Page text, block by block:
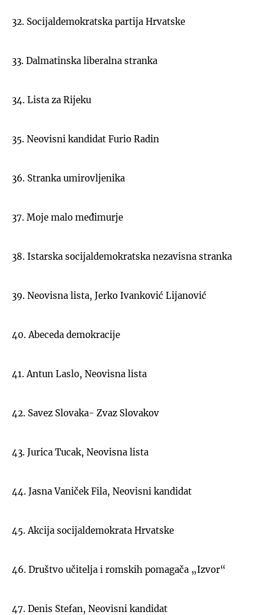
32. Socijaldemokratska partija Hrvatske
33. Dalmatinska liberalna stranka
34. Lista za Rijeku
35. Neovisni kandidat Furio Radin
36. Stranka umirovljenika
37. Moje malo međimurje
38. Istarska socijaldemokratska nezavisna stranka
39. Neovisna lista, Jerko Ivanković Lijanović
40. Abeceda demokracije
41. Antun Laslo, Neovisna lista
42. Savez Slovaka- Zvaz Slovakov
43. Jurica Tucak, Neovisna lista
44. Jasna Vaniček Fila, Neovisni kandidat
45. Akcija socijaldemokrata Hrvatske
46. Društvo učitelja i romskih pomagača „Izvor“
47. Denis Stefan, Neovisni kandidat